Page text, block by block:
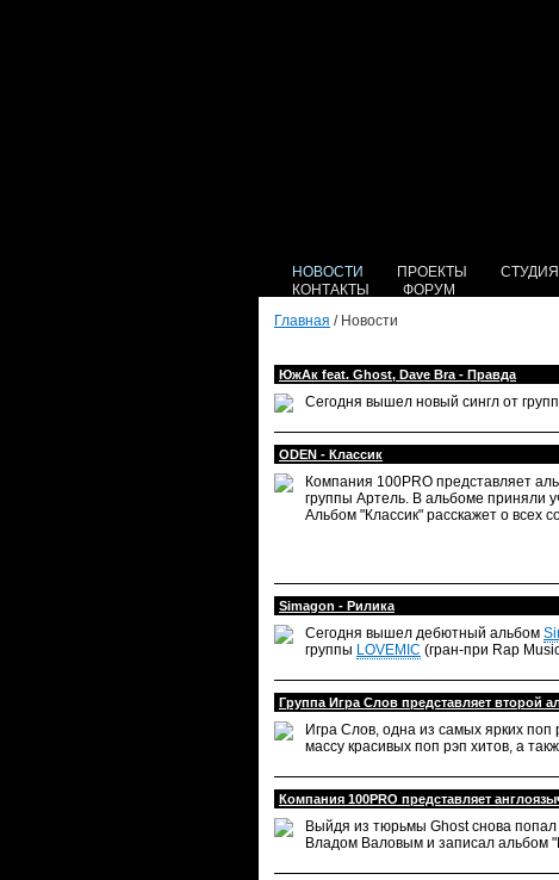
НОВОСТИ ПРОЕКТЫ СТУДИЯ
КОНТАКТЫ
ФОРУМ
Главная / Новости
ЮжАк feat. Ghost, Dave Bra - Правда
Сегодня вышел новый сингл от
ODEN - Классик
Компания 100PRO представляет
группы Артель. В альбоме приняли
Альбом "Классик" расскажет о всех
Simagon - Рилика
Сегодня вышел дебютный альбом
группы LOVEMIC (гран-при Rap
Группа Игра Слов представляет второй
Игра Слов, одна из самых ярких
массу красивых поп рэп хитов, а
Компания 100PRO представляет
Выйдя из тюрьмы Ghost снова
Владом Валовым и записал альбом